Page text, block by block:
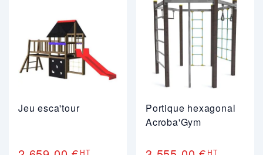
Jeu esca'tour
HT
Portique hexagonal
Acroba'Gym
HT